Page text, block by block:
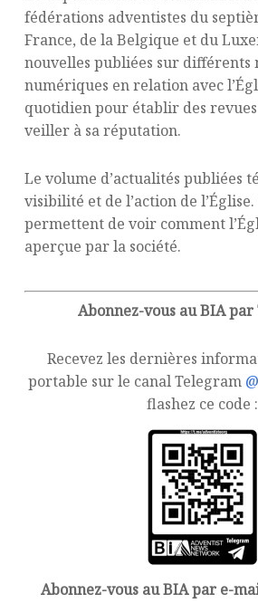
fédérations adventistes du
France, de la Belgique et du
nouvelles publiées sur différents
numériques en relation avec
quotidien pour établir des
veiller à sa réputation.
Le volume d’actualités publiées
visibilité et de l’action de
permettent de voir comment
aperçue par la société.
Abonnez-vous au BIA
Recevez les dernières
portable sur le canal Telegram
flashez ce code :
Abonnez-vous au BIA par e-